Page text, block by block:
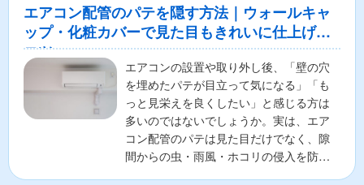
エアコン配管のパテを隠す方法｜ウォールキャ
ップ・化粧カバーで見た目もきれいに仕上げる
コツ
エアコンの設置や取り外し後、「壁の穴
を埋めたパテが目立って気になる」「も
っと見栄えを良くしたい」と感じる方は
多いのではないでしょうか。実は、エア
コン配管のパテは見た目だけでなく、隙
間からの虫・雨風・ホコリの侵入を防ぐ